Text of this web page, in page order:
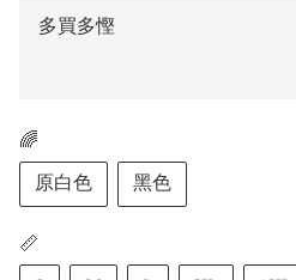
多買多慳
🌈
原白色
黑色
📏